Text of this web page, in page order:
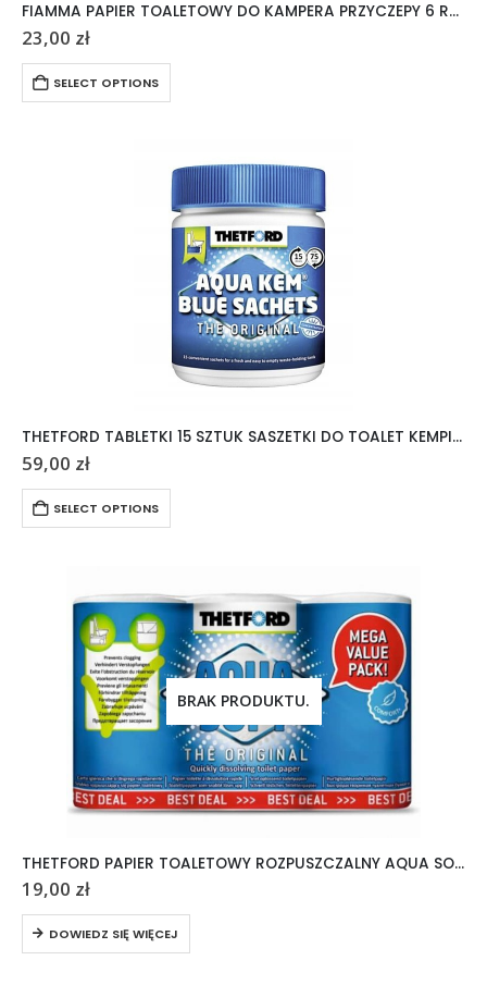
FIAMMA PAPIER TOALETOWY DO KAMPERA PRZYCZEPY 6 ROLEK
23,00 zł
SELECT OPTIONS
THETFORD TABLETKI 15 SZTUK SASZETKI DO TOALET KEMPINGOWYCH AQUA KEM
59,00 zł
SELECT OPTIONS
BRAK PRODUKTU.
THETFORD PAPIER TOALETOWY ROZPUSZCZALNY AQUA SOFT 6 ROLEK
19,00 zł
DOWIEDZ SIĘ WIĘCEJ